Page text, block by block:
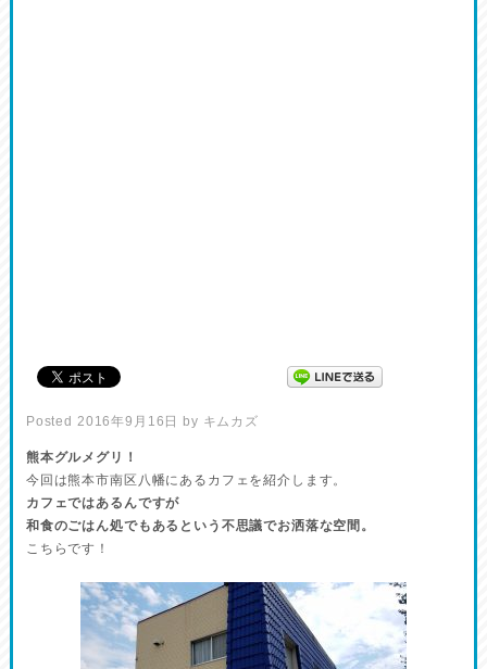
Posted 2016年9月16日 by キムカズ
熊本グルメグリ！
今回は熊本市南区八幡にあるカフェを紹介します。
カフェではあるんですが
和食のごはん処でもあるという不思議でお洒落な空間。
こちらです！